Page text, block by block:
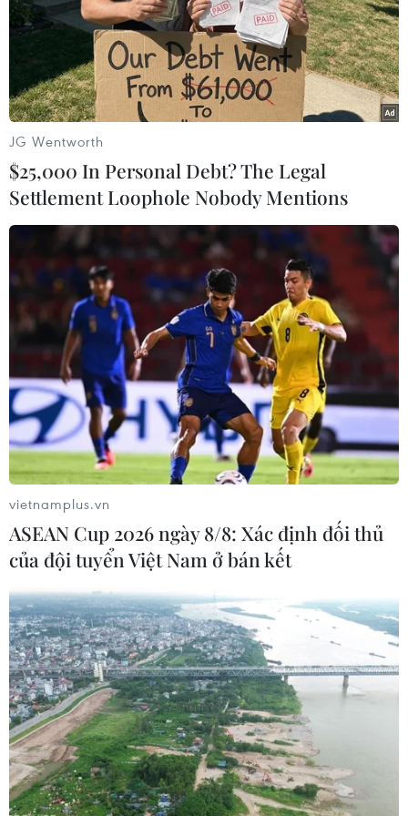
Nikkei: Apple sẽ tích hợp công nghệ 5G
cho mẫu iPhone giá rẻ
22/07/2021 02:12
Nikkei cho hay Apple sẽ bắt đầu bán phiên bản 5G của
mẫu iPhone SE giá rẻ vào nửa đầu năm 2022 và thiết bị
này sẽ được trang bị bộ vi xử lý A15 và chip modem
X60 của Qualcomm Inc.
Apple sẽ chính thức ra mắt iPhone 13 vào
JG Wentworth
$25,000 In Personal Debt? The Legal
Settlement Loophole Nobody Mentions
vietnamplus.vn
ASEAN Cup 2026 ngày 8/8: Xác định đối thủ
của đội tuyển Việt Nam ở bán kết